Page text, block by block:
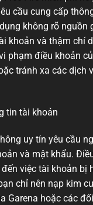
cầu cung cấp
không rõ nguồn
khoản và thậm chí
phạm điều khoản
tránh xa các dịch
tin tài khoản
uy tín yêu cầu
và mật khẩu.
việc tài khoản bị
chỉ nên nạp kim
Garena hoặc các